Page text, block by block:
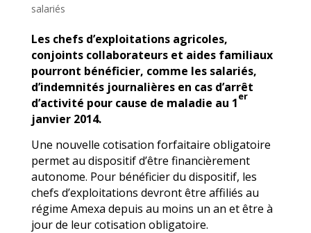
salariés
Les chefs d’exploitations agricoles,
conjoints collaborateurs et aides familiaux
pourront bénéficier, comme les salariés,
d’indemnités journalières en cas d’arrêt
d’activité pour cause de maladie au 1er
janvier 2014.
Une nouvelle cotisation forfaitaire obligatoire
permet au dispositif d’être financièrement
autonome. Pour bénéficier du dispositif, les
chefs d’exploitations devront être affiliés au
régime Amexa depuis au moins un an et être à
jour de leur cotisation obligatoire.